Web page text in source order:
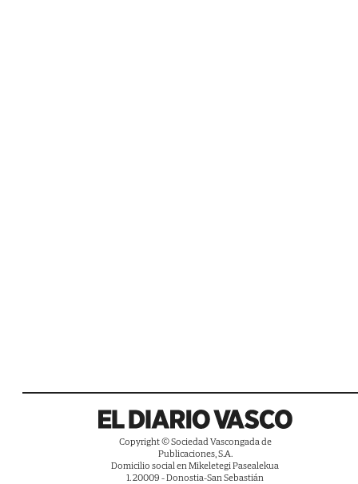
Copyright © Sociedad Vascongada de
Publicaciones, S.A.
Domicilio social en Mikeletegi Pasealekua
1. 20009 - Donostia-San Sebastián